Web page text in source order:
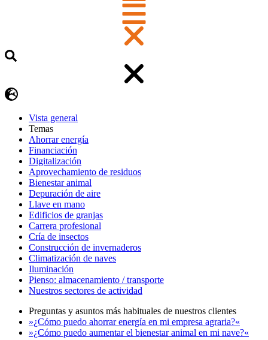
Vista general
Temas
Ahorrar energía
Financiación
Digitalización
Aprovechamiento de residuos
Bienestar animal
Depuración de aire
Llave en mano
Edificios de granjas
Carrera profesional
Cría de insectos
Construcción de invernaderos
Climatización de naves
Iluminación
Pienso: almacenamiento / transporte
Nuestros sectores de actividad
Preguntas y asuntos más habituales de nuestros clientes
»¿Cómo puedo ahorrar energía en mi empresa agraria?«
»¿Cómo puedo aumentar el bienestar animal en mi nave?«